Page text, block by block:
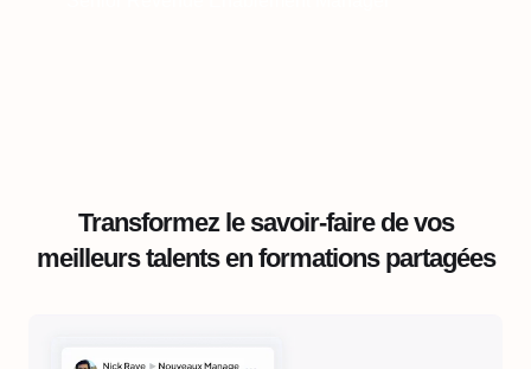
Transformez le savoir-faire de vos
meilleurs talents en formations partagées